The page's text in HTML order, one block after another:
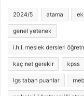
2024/5 atama
genel yetenek
i.h.l. meslek dersleri
kaç net gerekir kpss
lgs taban puanlar meb